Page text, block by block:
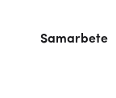
Samarbete